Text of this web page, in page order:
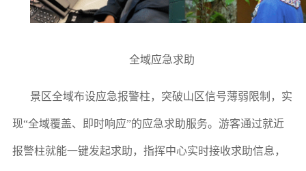
全域应急求助
景区全域布设应急报警柱，突破山区信号薄弱限制，实
现“全域覆盖、即时响应”的应急求助服务。游客通过就近
报警柱就能一键发起求助，指挥中心实时接收求助信息，